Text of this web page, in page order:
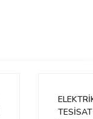
TESİSAT